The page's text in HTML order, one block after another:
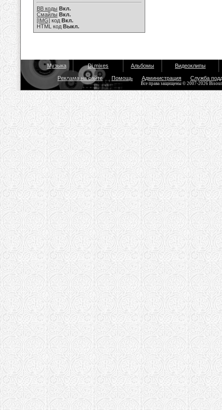
BB коды Вкл.
Смайлы Вкл.
[IMG] код Вкл.
HTML код Выкл.
Музыка Dj mixes Альбомы Видеоклипы
Реклама на сайте Помощь Администрация Служба
Все права защищены © 2007-2026